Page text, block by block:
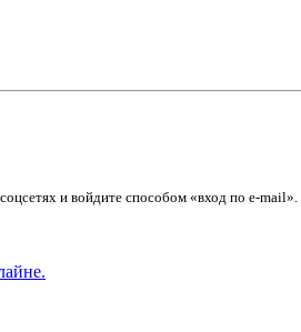
и войдите способом «вход по e-mail».